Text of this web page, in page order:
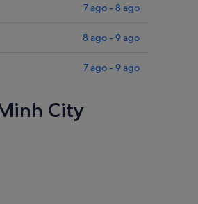
7 ago - 8 ago
8 ago - 9 ago
7 ago - 9 ago
City